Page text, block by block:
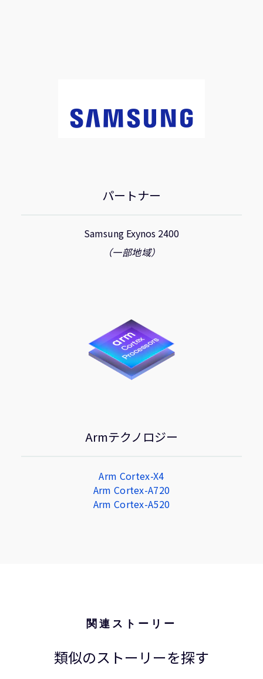
パートナー
Samsung Exynos 2400
（一部地域）
Armテクノロジー
Arm Cortex-X4
Arm Cortex-A720
Arm Cortex-A520
関連ストーリー
類似のストーリーを探す